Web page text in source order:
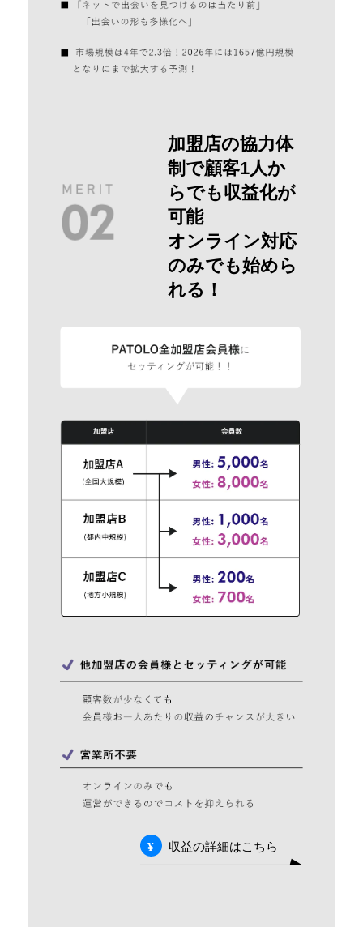
加盟店の協力体
制で顧客1人か
らでも収益化が
可能
オンライン対応
のみでも始めら
れる！
¥ 収益の詳細はこちら